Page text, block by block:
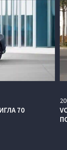
70
20